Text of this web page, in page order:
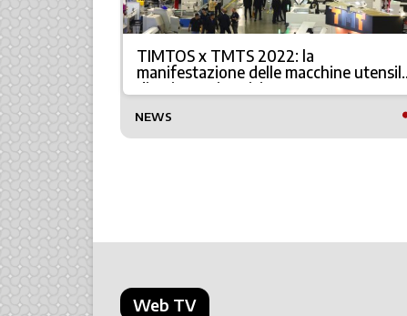
più
TIMTOS x TMTS 2022: la
manifestazione delle macchine utensili
di Taiwan si avvicina
NEWS
Web TV